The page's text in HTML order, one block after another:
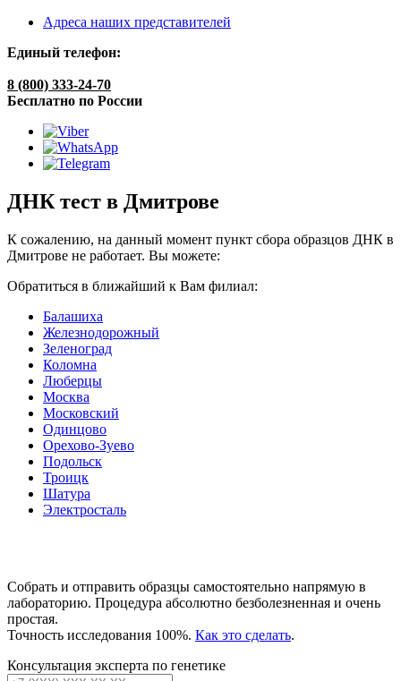
Адреса наших представителей
Единый телефон:
8 (800) 333-24-70
Бесплатно по России
ДНК тест в Дмитрове
К сожалению, на данный момент пункт сбора образцов ДНК в
Дмитрове не работает. Вы можете:
Обратиться в ближайший к Вам филиал:
Балашиха
Железнодорожный
Зеленоград
Коломна
Люберцы
Москва
Московский
Одинцово
Орехово-Зуево
Подольск
Троицк
Шатура
Электросталь
Собрать и отправить образцы самостоятельно напрямую в
лабораторию. Процедура абсолютно безболезненная и очень
простая.
Точность исследования 100%. Как это сделать.
Консультация эксперта по генетике